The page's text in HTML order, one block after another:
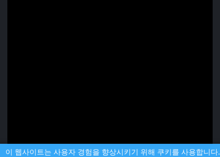
이 웹사이트는 사용자 경험을 향상시키기 위해 쿠키를 사용합니